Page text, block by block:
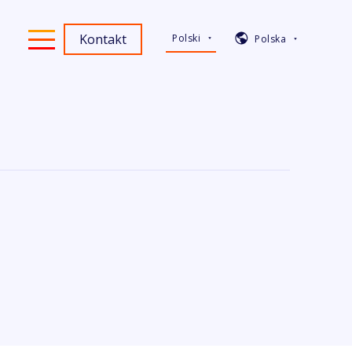
Kontakt Polski Polska